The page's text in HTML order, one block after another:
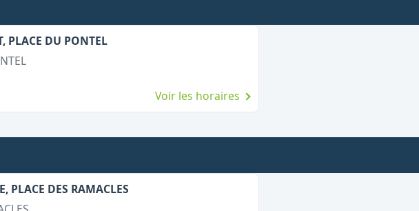
PLACE DU PONTEL
Voir les horaires
PLACE DES RAMACLES